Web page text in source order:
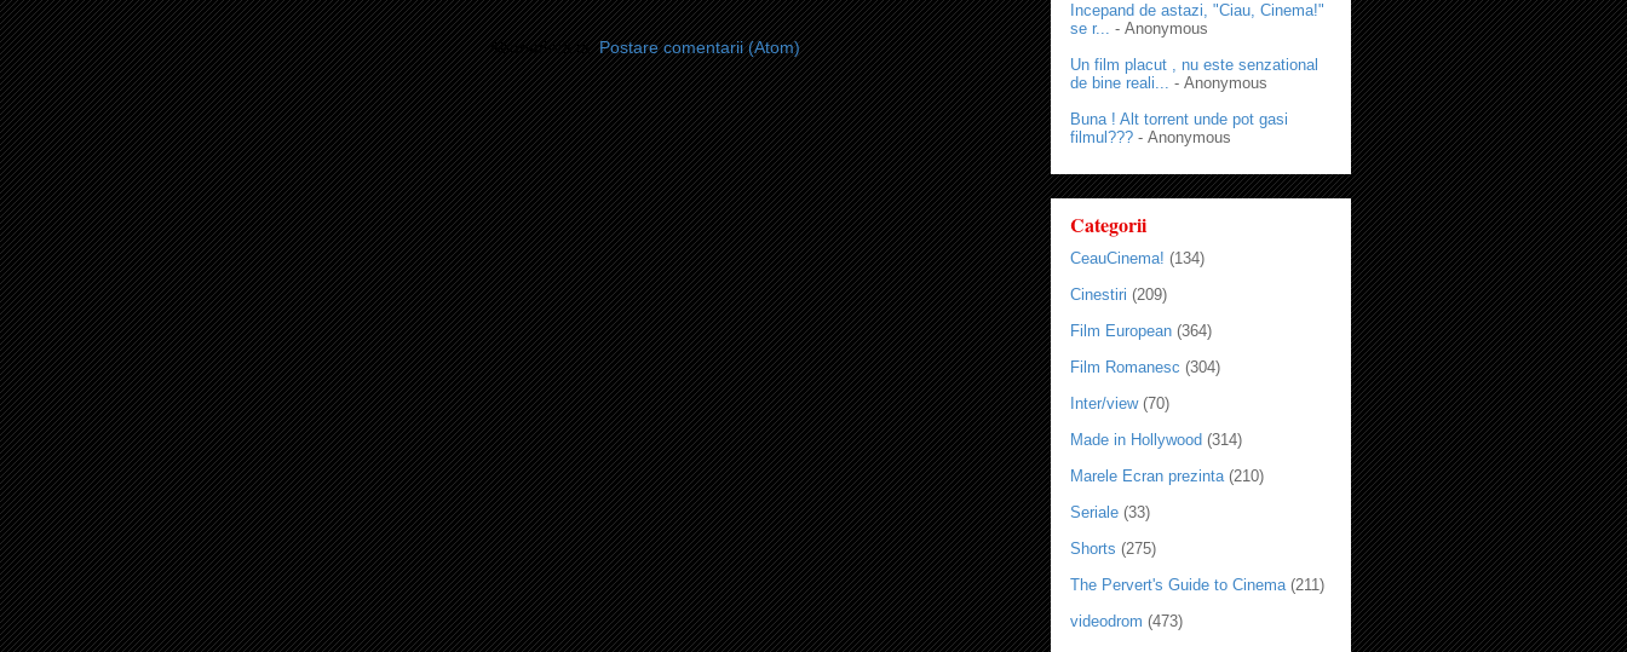
Abonați-vă la:Postare comentarii (Atom)
Incepand de astazi, "Ciau, Cinema!"
se r... - Anonymous
Un film placut , nu este senzational
de bine reali... - Anonymous
Buna ! Alt torrent unde pot gasi
filmul??? - Anonymous
Categorii
CeauCinema! (134)
Cinestiri (209)
Film European (364)
Film Romanesc (304)
Inter/view (70)
Made in Hollywood (314)
Marele Ecran prezinta (210)
Seriale (33)
Shorts (275)
The Pervert's Guide to Cinema (211)
videodrom (473)